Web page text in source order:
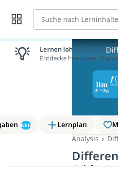
Suche
NEU Lernplan
Analysis
Lernen lohnt sich!
Entdecke hier deine